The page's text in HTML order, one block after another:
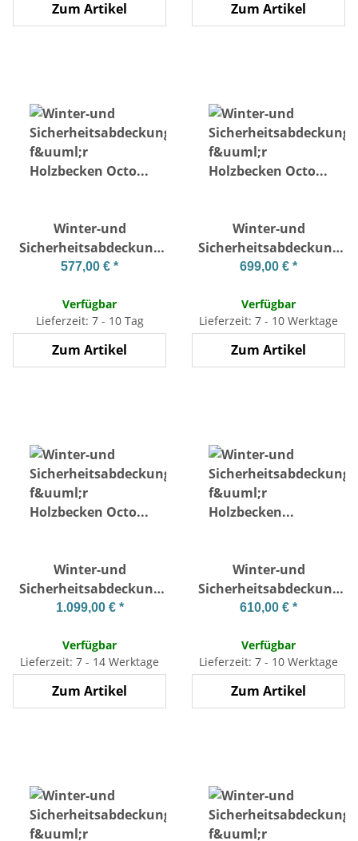
Zum Artikel Zum Artikel
Winter-und
Sicherheitsabdeckung
für Holzbecken Octo
577,00 € *
Verfügbar
Lieferzeit: 7 - 10 Tag
Zum Artikel
Winter-und
Sicherheitsabdeckung
für Holzbecken Octo
699,00 € *
Verfügbar
Lieferzeit: 7 - 10 Werktage
Zum Artikel
Winter-und
Sicherheitsabdeckung
für Holzbecken Octo
1.099,00 € *
Verfügbar
Lieferzeit: 7 - 14 Werktage
Zum Artikel
Winter-und
Sicherheitsabdeckung
für Holzbecken
610,00 € *
Verfügbar
Lieferzeit: 7 - 10 Werktage
Zum Artikel